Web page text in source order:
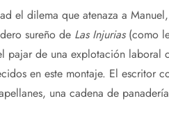
el dilema que atenaza a
sureño de Las Injurias(como
pajar de una explotación laboral
en este montaje. El escritor
una cadena de